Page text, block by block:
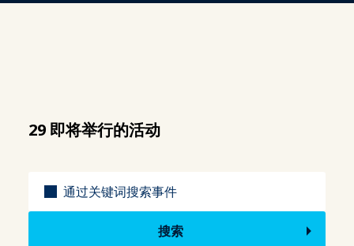
29 即将举行的活动